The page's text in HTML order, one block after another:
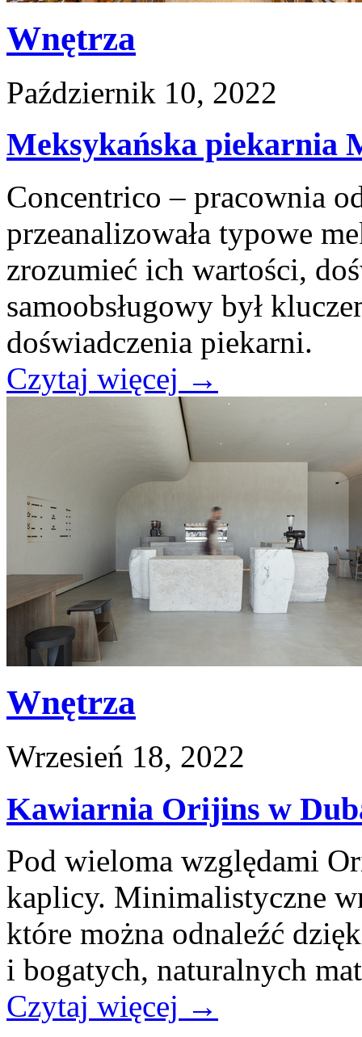
Wnętrza
Październik 10, 2022
Meksykańska piekarnia
Concentrico – pracownia
przeanalizowała typowe
zrozumieć ich wartości,
samoobsługowy był
doświadczenia piekarni.
Czytaj więcej →
Wnętrza
Wrzesień 18, 2022
Kawiarnia Orijins w
Pod wieloma względami
kaplicy. Minimalistyczne
które można odnaleźć
i bogatych, naturalnych
Czytaj więcej →